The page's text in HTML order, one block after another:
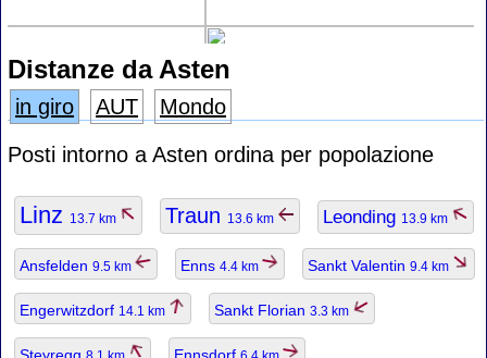
Distanze da Asten
in giro AUT
Mondo
Posti intorno a Asten ordina per popolazione
Linz 13.7 km Traun 13.6 km Leonding 13.9 km
Ansfelden 9.5 km Enns 4.4 km Sankt Valentin 9.4 km
Engerwitzdorf 14.1 km Sankt Florian 3.3 km